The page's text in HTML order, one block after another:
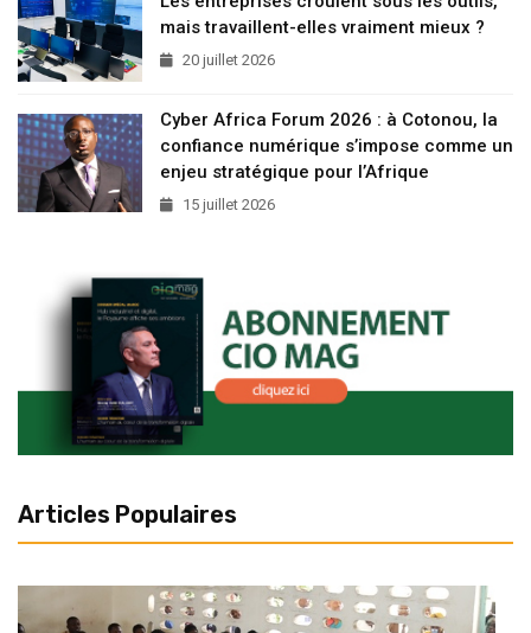
mais travaillent-elles vraiment mieux ?
20 juillet 2026
Cyber Africa Forum 2026 : à Cotonou, la
confiance numérique s’impose comme un
enjeu stratégique pour l’Afrique
15 juillet 2026
Articles Populaires